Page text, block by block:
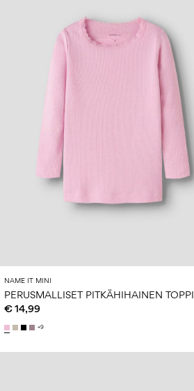
NAME IT MINI
PERUSMALLISET PITKÄHIHAINEN TOPPI
€ 14,99
+9